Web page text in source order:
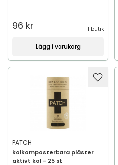
96 kr 1 butik
Lägg i varukorg
PATCH
kolkomposterbara plåster
aktivt kol - 25 st